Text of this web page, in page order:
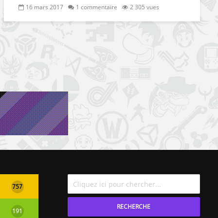
16 mars 2017 1 commentaire 2 305 vues
757
191
RECHERCHE